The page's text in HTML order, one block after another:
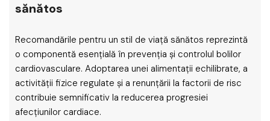
sănătos
Recomandările pentru un stil de viață sănătos reprezintă
o componentă esențială în prevenția și controlul bolilor
cardiovasculare. Adoptarea unei alimentații echilibrate, a
activității fizice regulate și a renunțării la factorii de risc
contribuie semnificativ la reducerea progresiei
afecțiunilor cardiace.